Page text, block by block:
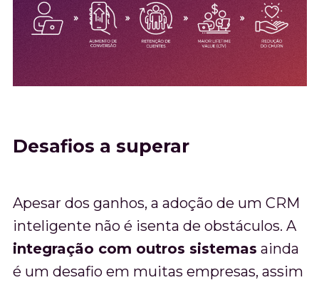
Desafios a superar
Apesar dos ganhos, a adoção de um CRM
inteligente não é isenta de obstáculos. A
integração com outros sistemas ainda
é um desafio em muitas empresas, assim